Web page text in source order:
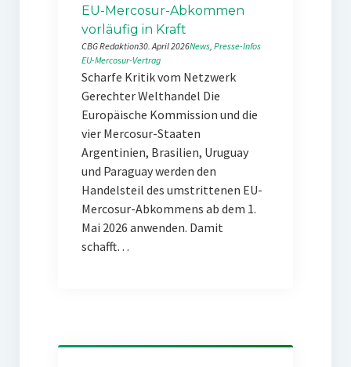
EU-Mercosur-Abkommen
vorläufig in Kraft
CBG Redaktion30. April 2026News, Presse-Infos
EU-Mercosur-Vertrag
Scharfe Kritik vom Netzwerk
Gerechter Welthandel Die
Europäische Kommission und die
vier Mercosur-Staaten
Argentinien, Brasilien, Uruguay
und Paraguay werden den
Handelsteil des umstrittenen EU-
Mercosur-Abkommens ab dem 1.
Mai 2026 anwenden. Damit
schafft…